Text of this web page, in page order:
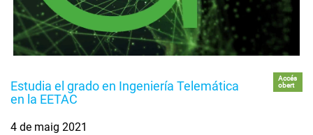
Estudia el grado en Ingeniería Telemática
en la EETAC
Accés
obert
4 de maig 2021